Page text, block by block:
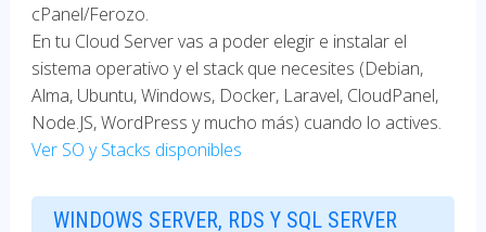
cPanel/Ferozo.
En tu Cloud Server vas a poder elegir e instalar el
sistema operativo y el stack que necesites (Debian,
Alma, Ubuntu, Windows, Docker, Laravel, CloudPanel,
Node.JS, WordPress y mucho más) cuando lo actives.
Ver SO y Stacks disponibles
WINDOWS SERVER, RDS Y SQL SERVER